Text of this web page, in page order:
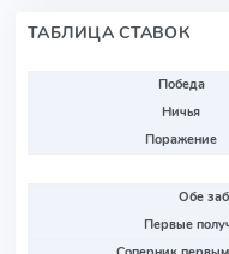
ТАБЛИЦА СТАВОК
Победа
Ничья
Поражение
Обе
Первые